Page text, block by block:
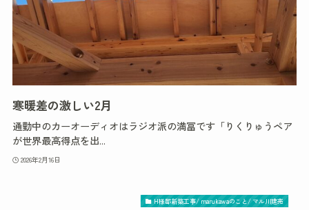
寒暖差の激しい2月
通勤中のカーオーディオはラジオ派の満冨です「りくりゅうペア
が世界最高得点を出...
2026年2月16日
H様邸新築工事/ marukawaのこと/ マル川建売